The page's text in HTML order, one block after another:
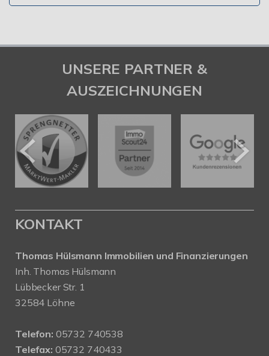
UNSERE PARTNER &
AUSZEICHNUNGEN
KONTAKT
Thomas Hülsmann Immobilien und Finanzierungen
Inh. Thomas Hülsmann
Lübbecker Str. 1
32584 Löhne
Telefon: 05732 740538
Telefax: 05732 740433